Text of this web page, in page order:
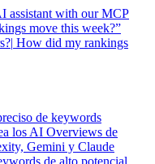
assistant with our MCP
move this week?”
How did my rankings
de keywords
los AI Overviews de
Gemini y Claude
de alto potencial